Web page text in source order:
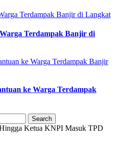
Terdampak Banjir di
ke Warga Terdampak
Ketua KNPI Masuk TPD